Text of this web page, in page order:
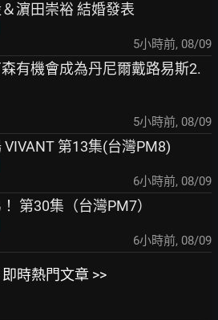
濵田崇裕 結婚發表
5小時前, 08/09
有機會成為丹尼爾戴路易斯2.
5小時前, 08/09
VIVANT 第13集(台灣PM8)
6小時前, 08/09
第30集（台灣PM7）
6小時前, 08/09
時熱門文章 >>